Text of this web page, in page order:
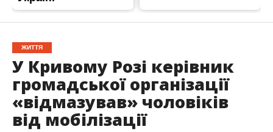
ЖИТТЯ
У Кривому Розі керівник
громадської організації
«відмазував» чоловіків
від мобілізації